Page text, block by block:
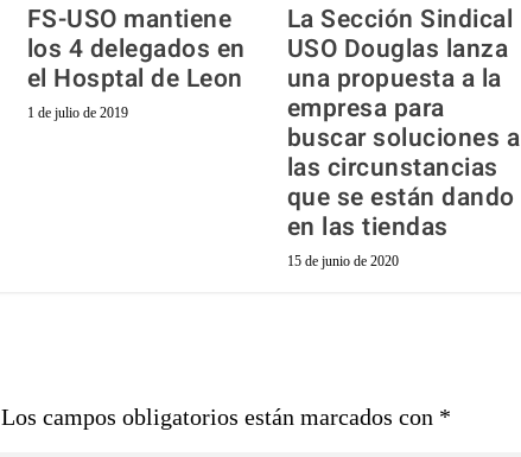
FS-USO mantiene
los 4 delegados en
el Hosptal de Leon
1 de julio de 2019
La Sección Sindical
USO Douglas lanza
una propuesta a la
empresa para
buscar soluciones a
las circunstancias
que se están dando
en las tiendas
15 de junio de 2020
Los campos obligatorios están marcados con *